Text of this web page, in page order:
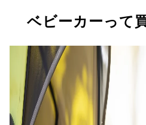
ベビーカーって